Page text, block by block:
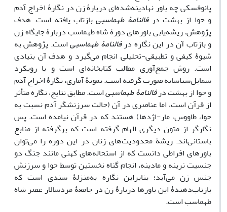
پانوفسکی چه باور نهادینه‌شده‌ای دربارۀ زن در نگارۀ اخراج آدم
و حوا از بهشت درفالنامۀ طهماسبیبازتاب یافته است. هدف
پژوهش، ریشه‌یابی باورهای دورۀ شاه طهماسب دربارۀ جایگاه زن
و بازتاب آن در این نگاره درفالنامۀ طهماسبیاست. پژوهش به
شیوۀ کیفی و تطبیقی-تحلیلی انجام می‌گیرد و هدف آن بنیادی
است. روش جمع‌آوری مطالب کتابخانه‌ای است و با رویکرد
شمایل‌شناسانه صورت گرفته است. نمونۀ آماری، نگارۀ اخراج آدم
و حوا از بهشت درفالنامۀ طهماسبیاست. مطابق نتایج، نگاره متأثر
از قرآن است، اما عناصری در آن (حالت سرزنشگر آدم نسبت به
حوا، طاووس، مار-اژدها) هستند که در قرآن نیامده است. پس
نگارگر از متون دیگری الهام گرفته است که برگرفته از منابع
باستانی‌اند. ریشۀ محدودیت‌های زنان در این دوره را می‌توان
باورهای افراطی دانست که از استحاله‌های کهنی مانند جنگ دو
جنسیت نرینه و مادینه، انجام گناه نخستین توسط حوا و سرزنش
جنس زن می‌آید؛ بنابراین نگاره به‌منزلۀ سندی است که
بازتاب‌دهندۀ این باورها دربارۀ زن در جامعۀ مردسالار عصر شاه
طهماسب است.